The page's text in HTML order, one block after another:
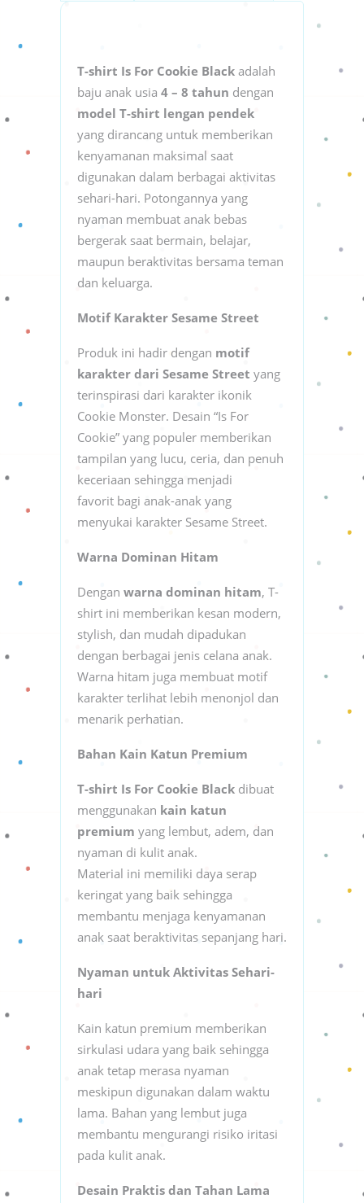
T-shirt Is For Cookie Black adalah
baju anak usia 4 – 8 tahun dengan
model T-shirt lengan pendek
yang dirancang untuk memberikan
kenyamanan maksimal saat
digunakan dalam berbagai aktivitas
sehari-hari. Potongannya yang
nyaman membuat anak bebas
bergerak saat bermain, belajar,
maupun beraktivitas bersama teman
dan keluarga.
Motif Karakter Sesame Street
Produk ini hadir dengan motif
karakter dari Sesame Street yang
terinspirasi dari karakter ikonik
Cookie Monster. Desain “Is For
Cookie” yang populer memberikan
tampilan yang lucu, ceria, dan penuh
keceriaan sehingga menjadi
favorit bagi anak-anak yang
menyukai karakter Sesame Street.
Warna Dominan Hitam
Dengan warna dominan hitam, T-
shirt ini memberikan kesan modern,
stylish, dan mudah dipadukan
dengan berbagai jenis celana anak.
Warna hitam juga membuat motif
karakter terlihat lebih menonjol dan
menarik perhatian.
Bahan Kain Katun Premium
T-shirt Is For Cookie Black dibuat
menggunakan kain katun
premium yang lembut, adem, dan
nyaman di kulit anak.
Material ini memiliki daya serap
keringat yang baik sehingga
membantu menjaga kenyamanan
anak saat beraktivitas sepanjang hari.
Nyaman untuk Aktivitas Sehari-
hari
Kain katun premium memberikan
sirkulasi udara yang baik sehingga
anak tetap merasa nyaman
meskipun digunakan dalam waktu
lama. Bahan yang lembut juga
membantu mengurangi risiko iritasi
pada kulit anak.
Desain Praktis dan Tahan Lama